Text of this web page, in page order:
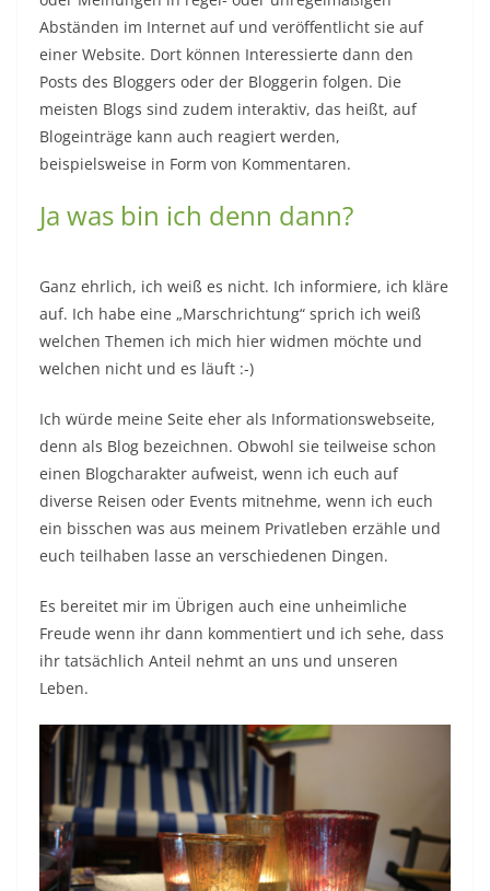
denn als Blog bezeichnen. Obwohl sie teilweise schon
einen Blogcharakter aufweist, wenn ich euch auf
diverse Reisen oder Events mitnehme, wenn ich euch
ein bisschen was aus meinem Privatleben erzähle und
euch teilhaben lasse an verschiedenen Dingen.
Es bereitet mir im Übrigen auch eine unheimliche
ihr tatsächlich Anteil nehmt an uns und unseren
Kennzeichung von Werbung
Es gibt so manche Themen, die mir das Leben echt
neue Futtersorten/Hersteller auf den Markt kommen?
Nein es gibt auch noch so die eine oder andere
rechtliche Hürde zu umschiffen.
So habe ich Wochen damit zugebracht mich
hinsichtlich der DSGVO zu informieren, meine Seite